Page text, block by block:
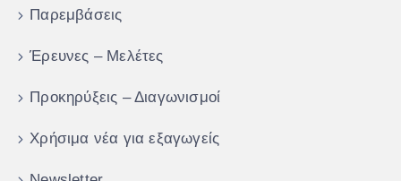
Παρεμβάσεις
Έρευνες – Μελέτες
Προκηρύξεις – Διαγωνισμοί
Χρήσιμα νέα για εξαγωγείς